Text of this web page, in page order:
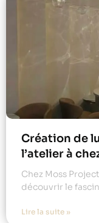
Création de
l’atelier à
Chez Moss
découvrir le
Lire la suite »